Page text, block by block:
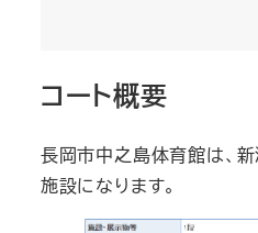
コート概要
長岡市中之島体育館は、
施設になります。